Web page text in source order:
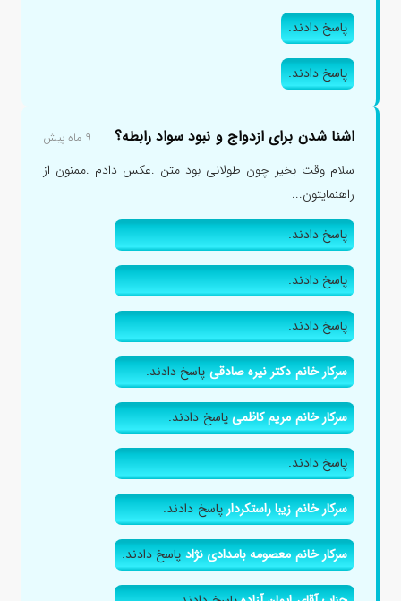
پاسخ دادند.
پاسخ دادند.
اشنا شدن برای ازدواج و نبود سواد رابطه؟ ۹ ماه پیش
سلام وقت بخیر چون طولانی بود متن .عکس دادم .ممنون از
راهنمایتون...
پاسخ دادند.
پاسخ دادند.
پاسخ دادند.
سرکار خانم دکتر نیره صادقیپاسخ دادند.
سرکار خانم مریم کاظمیپاسخ دادند.
پاسخ دادند.
سرکار خانم زیبا راستکردارپاسخ دادند.
سرکار خانم معصومه بامدادی نژادپاسخ دادند.